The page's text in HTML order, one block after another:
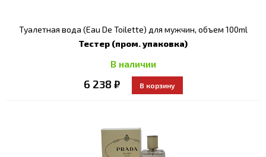
Туалетная вода (Eau De Toilette) для мужчин, объем 100ml
Тестер (пром. упаковка)
В наличии
6 238 ₽